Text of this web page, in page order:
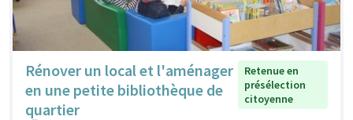
Rénover un local et l'aménager
en une petite bibliothèque de
quartier
Retenue en
présélection
citoyenne